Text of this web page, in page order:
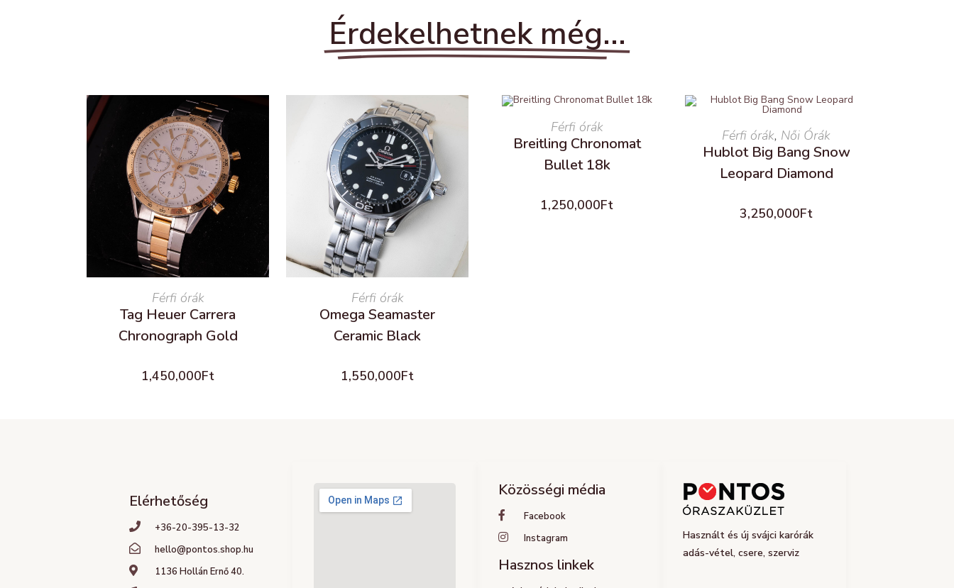
Érdekelhetnek még...
READ MORE
Férfi órák
Tag Heuer Carrera
Chronograph Gold
1,450,000Ft
READ MORE
Férfi órák
Omega Seamaster
Ceramic Black
1,550,000Ft
READ MORE
Férfi órák
Breitling Chronomat
Bullet 18k
1,250,000Ft
READ MORE
Férfi órák, Női Órák
Hublot Big Bang Snow
Leopard Diamond
3,250,000Ft
Elérhetőség
+36-20-395-13-32
hello@pontos.shop.hu
1136 Hollán Ernő 40.
Közösségi média
Facebook
Instagram
Hasznos linkek
Használt és új svájci karórák
adás-vétel, csere, szerviz